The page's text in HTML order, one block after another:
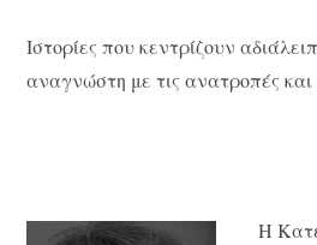
Ιστορίες που κεντρίζουν
αναγνώστη με τις ανατροπές και
Η